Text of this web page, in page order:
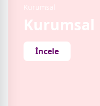
Kurumsal
Kurumsal
İncele